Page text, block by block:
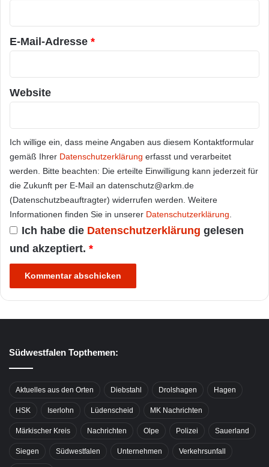
r
*
E-Mail-Adresse *
Website
Ich willige ein, dass meine Angaben aus diesem Kontaktformular
gemäß Ihrer Datenschutzerklärung erfasst und verarbeitet
werden. Bitte beachten: Die erteilte Einwilligung kann jederzeit für
die Zukunft per E-Mail an datenschutz@arkm.de
(Datenschutzbeauftragter) widerrufen werden. Weitere
Informationen finden Sie in unserer Datenschutzerklärung.
Ich habe die Datenschutzerklärung gelesen
und akzeptiert. *
Südwestfalen Topthemen:
Aktuelles aus den Orten Diebstahl Drolshagen Hagen
HSK Iserlohn Lüdenscheid MK Nachrichten
Märkischer Kreis Nachrichten Olpe Polizei Sauerland
Siegen Südwestfalen Unternehmen Verkehrsunfall